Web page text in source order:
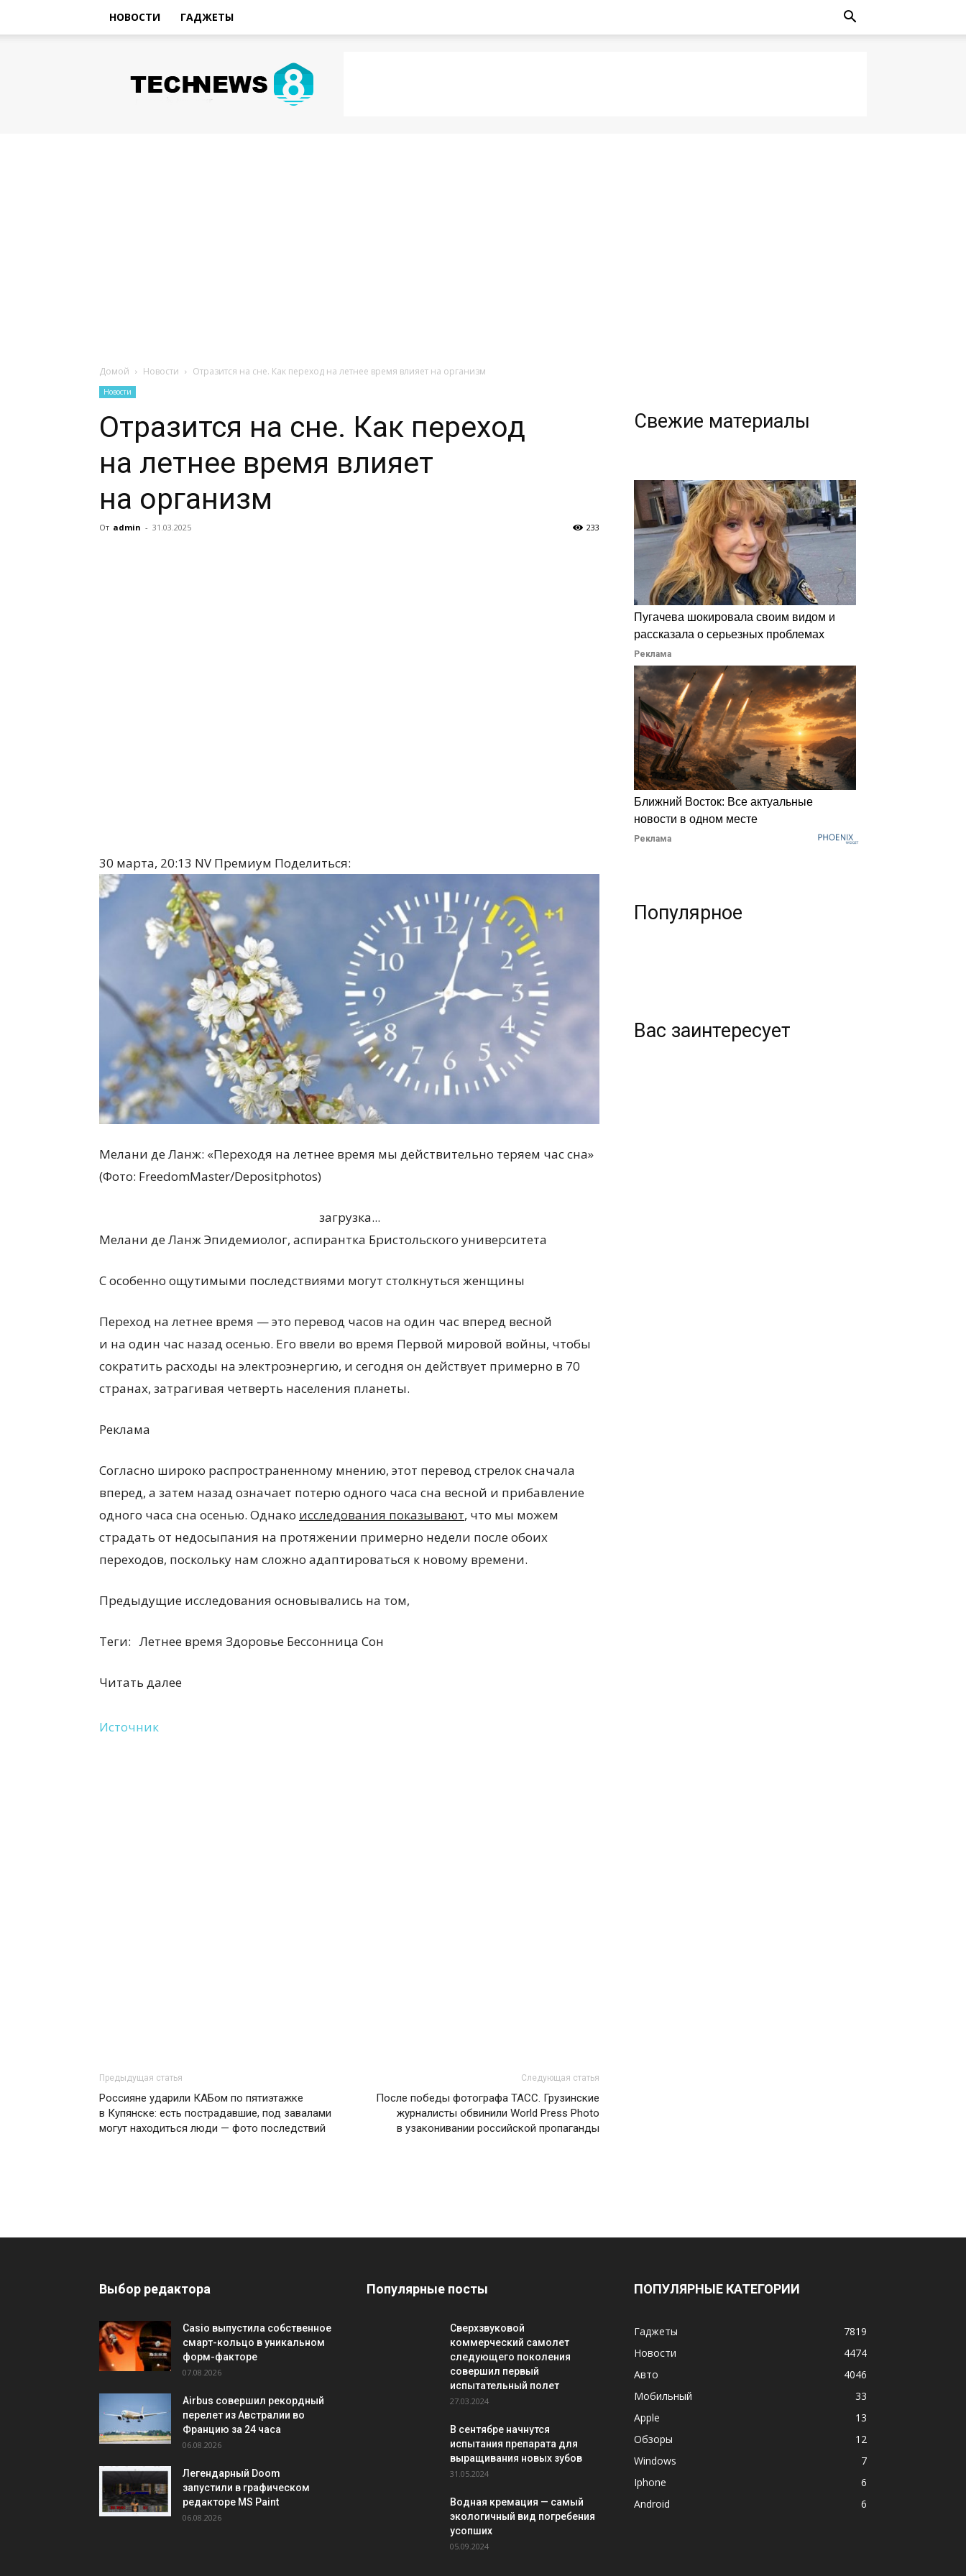
НОВОСТИ ГАДЖЕТЫ
Tech
Новости
Домой Новости Отразится на сне. Как переход на летнее время влияет на организм
Новости
Отразится на сне. Как переход
на летнее время влияет
на организм
От admin - 31.03.2025 233
30 марта, 20:13 NV Премиум Поделиться:
Мелани де Ланж: «Переходя на летнее время мы действительно теряем час сна»
(Фото: FreedomMaster/Depositphotos)
загрузка...
Мелани де Ланж Эпидемиолог, аспирантка Бристольского университета
С особенно ощутимыми последствиями могут столкнуться женщины
Переход на летнее время — это перевод часов на один час вперед весной
и на один час назад осенью. Его ввели во время Первой мировой войны, чтобы
сократить расходы на электроэнергию, и сегодня он действует примерно в 70
странах, затрагивая четверть населения планеты.
Реклама
Согласно широко распространенному мнению, этот перевод стрелок сначала
вперед, а затем назад означает потерю одного часа сна весной и прибавление
одного часа сна осенью. Однако исследования показывают, что мы можем
страдать от недосыпания на протяжении примерно недели после обоих
переходов, поскольку нам сложно адаптироваться к новому времени.
Предыдущие исследования основывались на том,
Теги: Летнее время Здоровье Бессонница Сон
Читать далее
Источник
Предыдущая статья
Россияне ударили КАБом по пятиэтажке
в Купянске: есть пострадавшие, под завалами
могут находиться люди — фото последствий
Следующая статья
После победы фотографа ТАСС. Грузинские
журналисты обвинили World Press Photo
в узаконивании российской пропаганды
Свежие материалы
Пугачева шокировала своим видом и
рассказала о серьезных проблемах
Реклама
Ближний Восток: Все актуальные
новости в одном месте
Реклама
Популярное
Вас заинтересует
Выбор редактора
Casio выпустила собственное
смарт-кольцо в уникальном
форм-факторе
07.08.2026
Airbus совершил рекордный
перелет из Австралии во
Францию за 24 часа
06.08.2026
Легендарный Doom
запустили в графическом
редакторе MS Paint
06.08.2026
Популярные посты
Сверхзвуковой
коммерческий самолет
следующего поколения
совершил первый
испытательный полет
27.03.2024
В сентябре начнутся
испытания препарата для
выращивания новых зубов
31.05.2024
Водная кремация — самый
экологичный вид погребения
усопших
05.09.2024
ПОПУЛЯРНЫЕ КАТЕГОРИИ
Гаджеты
7819
Новости
4474
Авто
4046
Мобильный
33
Apple
13
Обзоры
12
Windows
7
Iphone
6
Android
6